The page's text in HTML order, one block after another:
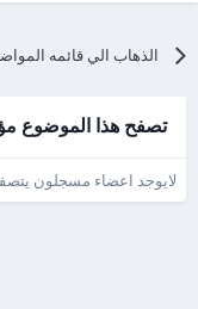
الذهاب الي قائمه
تصفح هذا الموضوع
لايوجد اعضاء مسجلون